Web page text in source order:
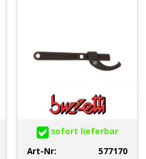
sofort lieferbar
Art-Nr:
577170